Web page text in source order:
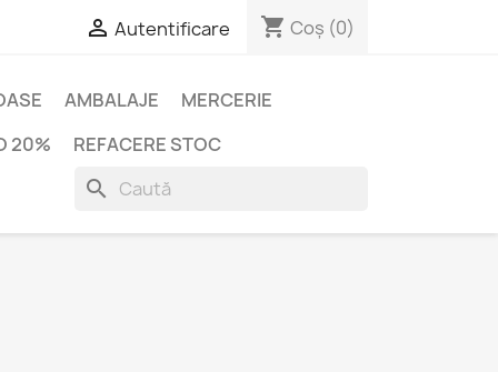
 Autentificare shopping_cart Coș (0)
AMBALAJE
MERCERIE
20%
REFACERE STOC
search